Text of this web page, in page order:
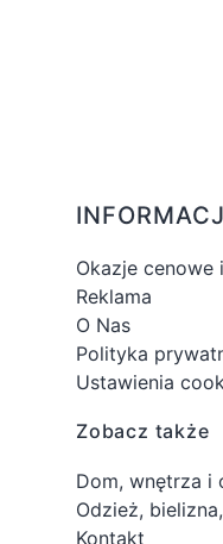
Okazje cenowe
Reklama
O Nas
Polityka
Ustawienia
Zobacz także
Dom, wnętrza i
Odzież,
Kontakt